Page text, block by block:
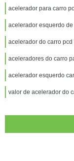
acelerador para carro
acelerador esquerdo
acelerador do carro
aceleradores do carro
acelerador esquerdo
valor de acelerador do